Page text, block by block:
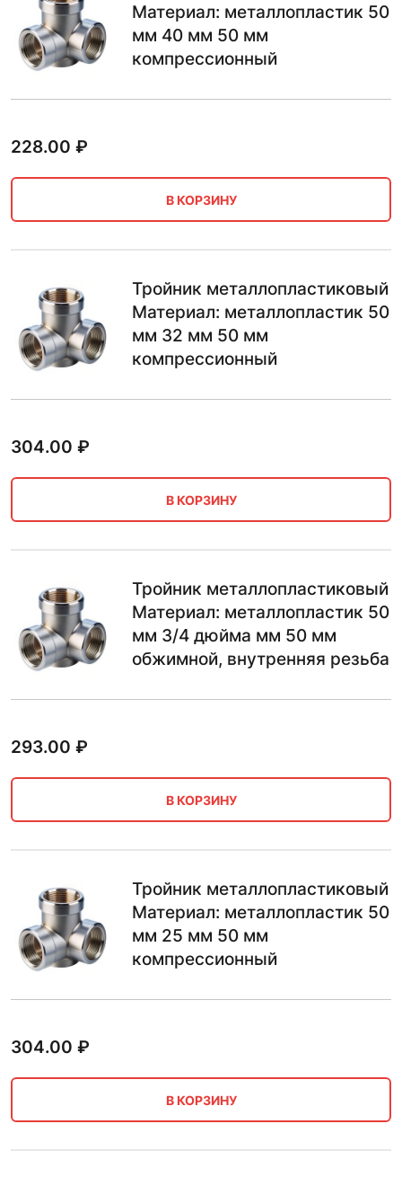
Материал: металлопластик 50
мм 40 мм 50 мм
компрессионный
228.00 ₽
В КОРЗИНУ
Тройник металлопластиковый
Материал: металлопластик 50
мм 32 мм 50 мм
компрессионный
304.00 ₽
В КОРЗИНУ
Тройник металлопластиковый
Материал: металлопластик 50
мм 3/4 дюйма мм 50 мм
обжимной, внутренняя резьба
293.00 ₽
В КОРЗИНУ
Тройник металлопластиковый
Материал: металлопластик 50
мм 25 мм 50 мм
компрессионный
304.00 ₽
В КОРЗИНУ